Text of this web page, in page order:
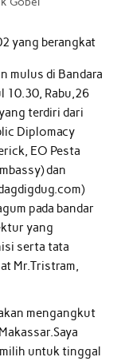
yang berangkat
mulus di Bandara
10.30, Rabu,26
terdiri dari
Diplomacy
EO Pesta
dan
pada bandar
yang
serta tata
Mr.Tristram,
mengangkut
untuk tinggal